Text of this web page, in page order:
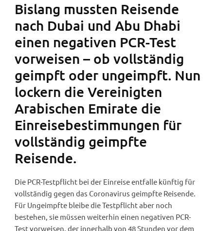
Bislang mussten Reisende
nach Dubai und Abu Dhabi
einen negativen PCR-Test
vorweisen – ob vollständig
geimpft oder ungeimpft. Nun
lockern die Vereinigten
Arabischen Emirate die
Einreisebestimmungen für
vollständig geimpfte
Reisende.
Die PCR-Testpflicht bei der Einreise entfalle künftig für
vollständig gegen das Coronavirus geimpfte Reisende.
Für Ungeimpfte bleibe die Testpflicht aber noch
bestehen, sie müssen weiterhin einen negativen PCR-
Test vorweisen, der innerhalb von 48 Stunden vor dem